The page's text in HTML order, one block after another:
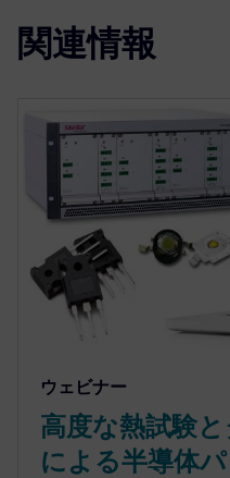
関連情報
ウェビナー
高度な熱試験
による半導体